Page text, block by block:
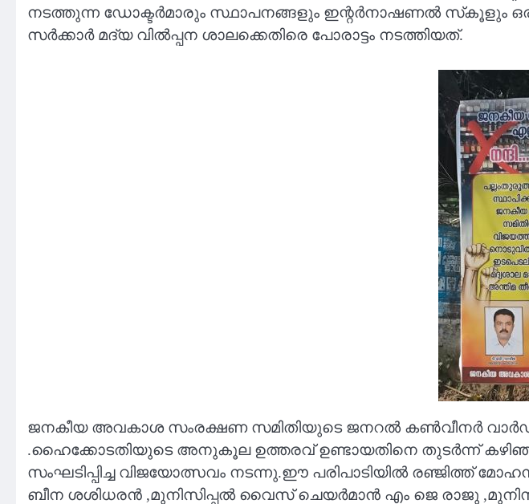
നടത്തുന്ന ഡോക്ടർമാരും സ്ഥാപനങ്ങളും ഇന്റർനാഷണൽ സ്‌കൂളും ഒരു
സർക്കാർ മദ്യ വിൽപ്പന ശാലക്കെതിരെ പോരാട്ടം നടത്തിയത്.
ജനകീയ അവകാശ സംരക്ഷണ സമിതിയുടെ ജനറൽ കൺവീനർ
.ഹൈക്കോടതിയുടെ അനുകൂല ഉത്തരവ് ഉണ്ടായതിനെ തുടർന്ന്
സംഘടിപ്പിച്ച വിജയോത്സവം നടന്നു.ഈ പരിപാടിയിൽ രഞ്ജിത്ത്
ബീന ശശിധരൻ ,മുനിസിപ്പൽ വൈസ് ചെയർമാൻ എം ജെ രാജു